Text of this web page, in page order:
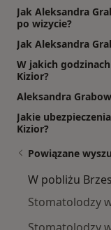
Jak Aleksandra
po wizycie?
Jak Aleksandra
W jakich
Kizior?
Aleksandra
Jakie
Kizior?
Powiązane
W pobliżu
Stomatolodzy